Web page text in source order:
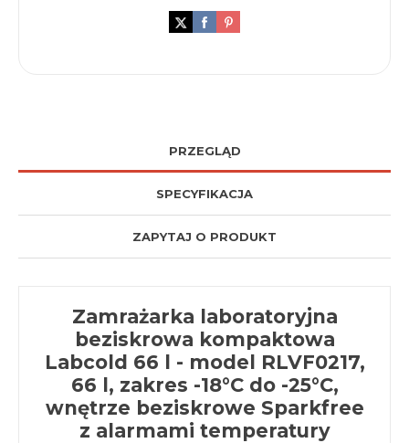
PRZEGLĄD
SPECYFIKACJA
ZAPYTAJ O PRODUKT
Zamrażarka laboratoryjna
beziskrowa kompaktowa
Labcold 66 l - model RLVF0217,
66 l, zakres -18°C do -25°C,
wnętrze beziskrowe Sparkfree
z alarmami temperatury